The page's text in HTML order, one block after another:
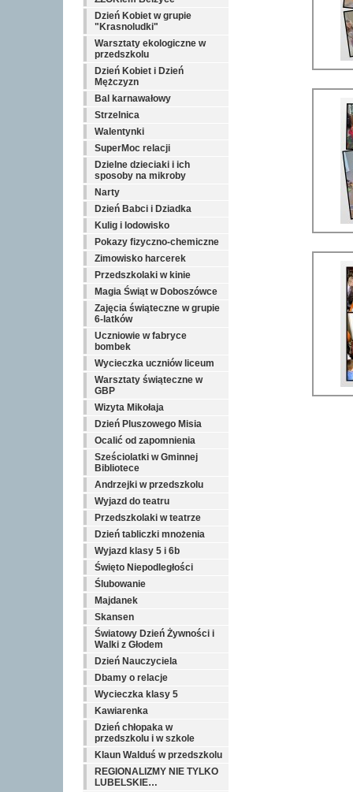
Dzień Kobiet w grupie
"Krasnoludki"
Warsztaty ekologiczne w
przedszkolu
Dzień Kobiet i Dzień
Mężczyzn
Bal karnawałowy
Strzelnica
Walentynki
SuperMoc relacji
Dzielne dzieciaki i ich
sposoby na mikroby
Narty
Dzień Babci i Dziadka
Kulig i lodowisko
Pokazy fizyczno-chemiczne
Zimowisko harcerek
Przedszkolaki w kinie
Magia Świąt w Doboszówce
Zajęcia świąteczne w grupie
6-latków
Uczniowie w fabryce
bombek
Wycieczka uczniów liceum
Warsztaty świąteczne w
GBP
Wizyta Mikołaja
Dzień Pluszowego Misia
Ocalić od zapomnienia
Sześciolatki w Gminnej
Bibliotece
Andrzejki w przedszkolu
Wyjazd do teatru
Przedszkolaki w teatrze
Dzień tabliczki mnożenia
Wyjazd klasy 5 i 6b
Święto Niepodległości
Ślubowanie
Majdanek
Skansen
Światowy Dzień Żywności i
Walki z Głodem
Dzień Nauczyciela
Dbamy o relacje
Wycieczka klasy 5
Kawiarenka
Dzień chłopaka w
przedszkolu i w szkole
Klaun Walduś w przedszkolu
REGIONALIZMY NIE TYLKO
LUBELSKIE…